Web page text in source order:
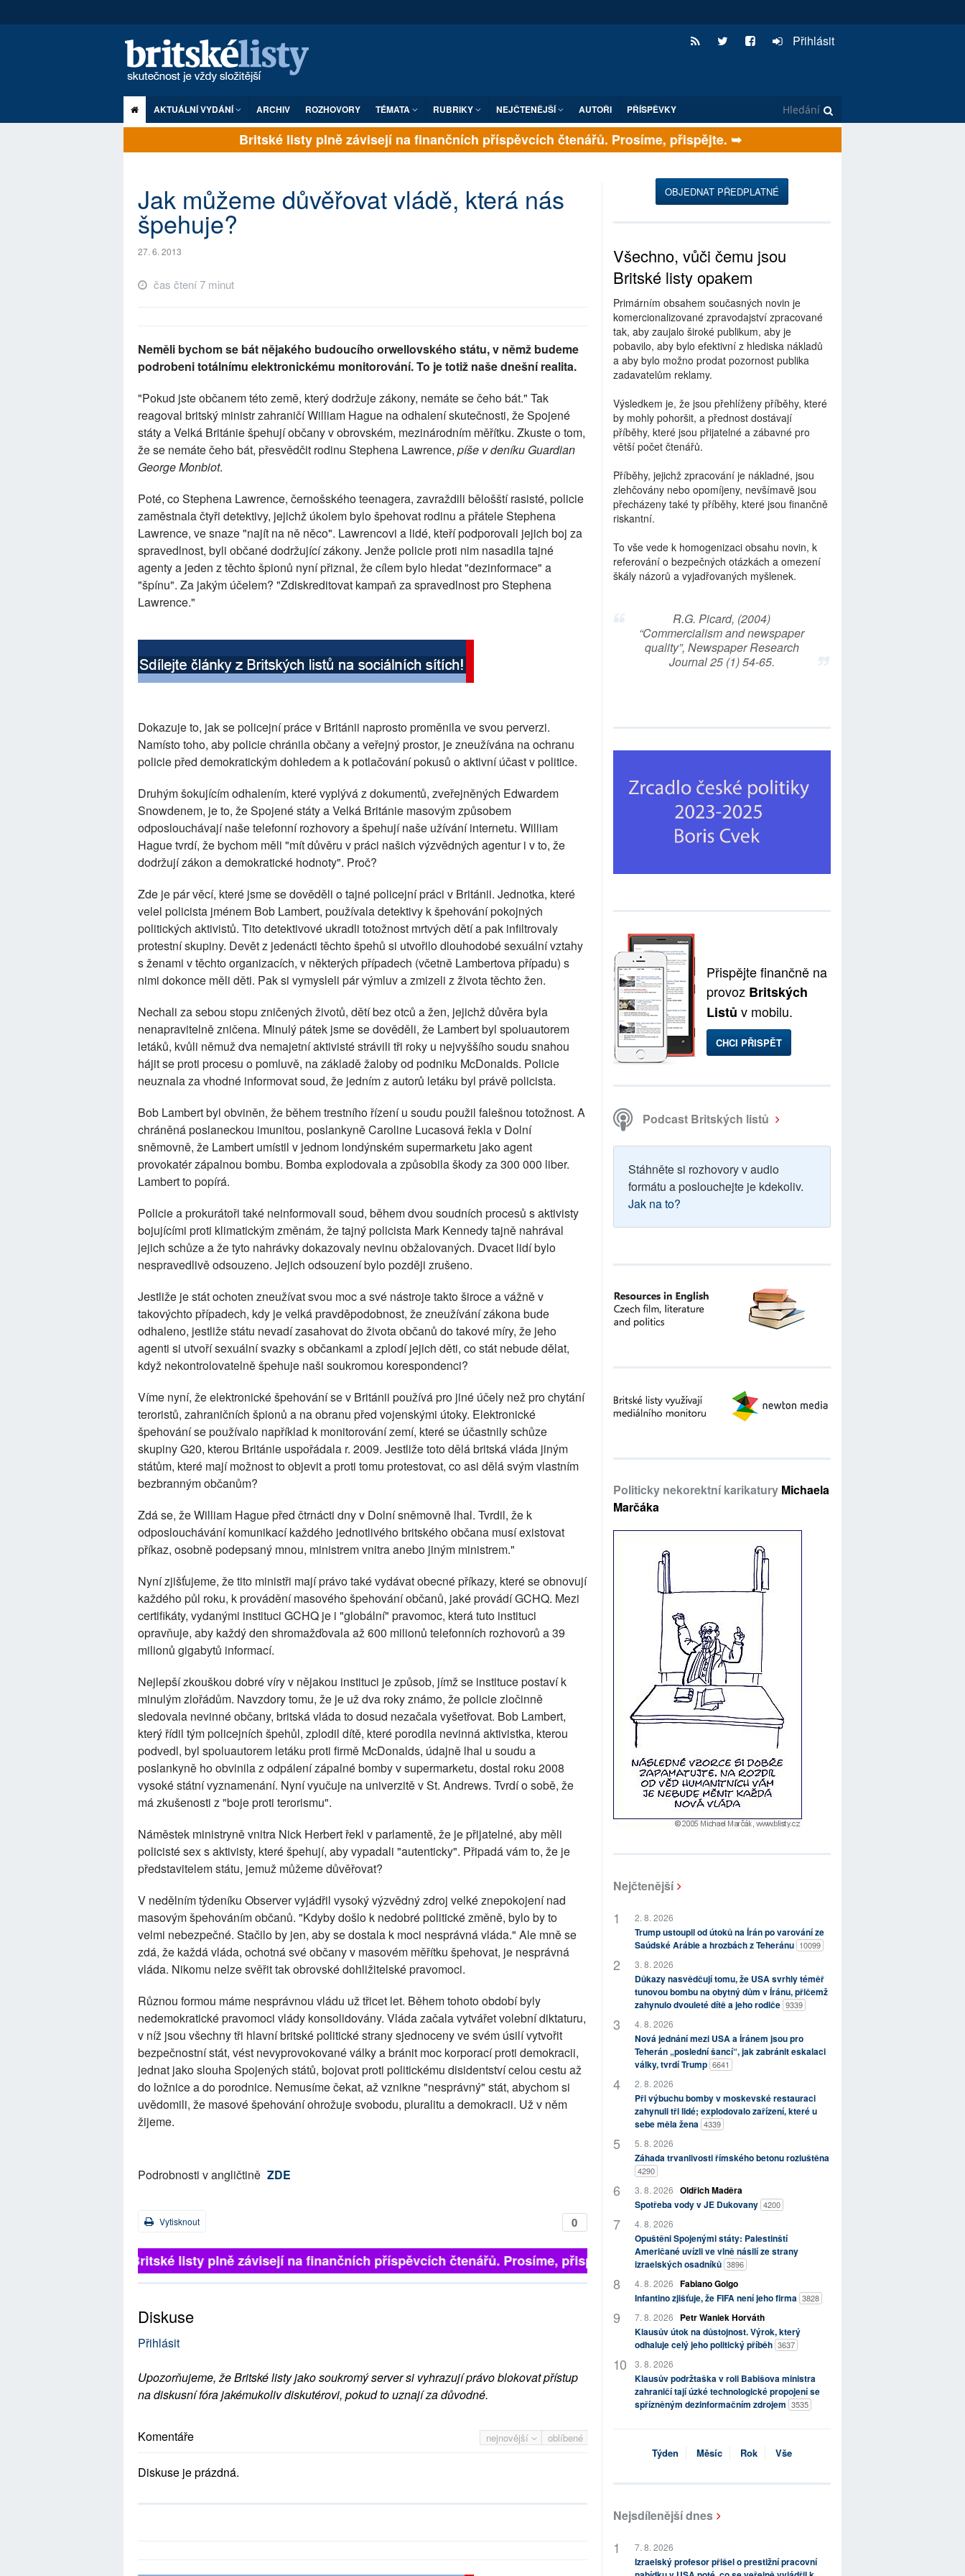
Přihlásit
AKTUÁLNÍ VYDÁNÍ ARCHIV ROZHOVORY TÉMATA RUBRIKY NEJČTENĚJŠÍ AUTOŘI PŘÍSPĚVKY
Britské listy plně závisejí na finančních příspěvcích čtenářů. Prosíme, přispějte. ➥
Jak můžeme důvěřovat vládě, která nás
špehuje?
27. 6. 2013
čas čtení 7 minut
Neměli bychom se bát nějakého budoucího orwellovského státu, v němž budeme
podrobeni totálnímu elektronickému monitorování. To je totiž naše dnešní realita.
"Pokud jste občanem této země, který dodržuje zákony, nemáte se čeho bát." Tak
reagoval britský ministr zahraničí William Hague na odhalení skutečnosti, že Spojené
státy a Velká Británie špehují občany v obrovském, mezinárodním měřítku. Zkuste o tom,
že se nemáte čeho bát, přesvědčit rodinu Stephena Lawrence, píše v deníku Guardian
George Monbiot.
Poté, co Stephena Lawrence, černošského teenagera, zavraždili bělošští rasisté, policie
zaměstnala čtyři detektivy, jejichž úkolem bylo špehovat rodinu a přátele Stephena
Lawrence, ve snaze "najít na ně něco". Lawrencovi a lidé, kteří podporovali jejich boj za
spravedlnost, byli občané dodržující zákony. Jenže policie proti nim nasadila tajné
agenty a jeden z těchto špionů nyní přiznal, že cílem bylo hledat "dezinformace" a
"špínu". Za jakým účelem? "Zdiskreditovat kampaň za spravedlnost pro Stephena
Lawrence."
Dokazuje to, jak se policejní práce v Británii naprosto proměnila ve svou perverzi.
Namísto toho, aby policie chránila občany a veřejný prostor, je zneužívána na ochranu
policie před demokratickým dohledem a k potlačování pokusů o aktivní účast v politice.
Druhým šokujícím odhalením, které vyplývá z dokumentů, zveřejněných Edwardem
Snowdenem, je to, že Spojené státy a Velká Británie masovým způsobem
odposlouchávají naše telefonní rozhovory a špehují naše užívání internetu. William
Hague tvrdí, že bychom měli "mít důvěru v práci našich výzvědných agentur i v to, že
dodržují zákon a demokratické hodnoty". Proč?
Zde je pár věcí, které jsme se dověděli o tajné policejní práci v Británii. Jednotka, které
velel policista jménem Bob Lambert, používala detektivy k špehování pokojných
politických aktivistů. Tito detektivové ukradli totožnost mrtvých dětí a pak infiltrovaly
protestní skupiny. Devět z jedenácti těchto špehů si utvořilo dlouhodobé sexuální vztahy
s ženami v těchto organizacích, v některých případech (včetně Lambertova případu) s
nimi dokonce měli děti. Pak si vymysleli pár výmluv a zmizeli z života těchto žen.
Nechali za sebou stopu zničených životů, dětí bez otců a žen, jejichž důvěra byla
nenapravitelně zničena. Minulý pátek jsme se dověděli, že Lambert byl spoluautorem
letáků, kvůli němuž dva nemajetní aktivisté strávili tři roky u nejvyššího soudu snahou
hájit se proti procesu o pomluvě, na základě žaloby od podniku McDonalds. Policie
neuznala za vhodné informovat soud, že jedním z autorů letáku byl právě policista.
Bob Lambert byl obviněn, že během trestního řízení u soudu použil falešnou totožnost. A
chráněná poslaneckou imunitou, poslankyně Caroline Lucasová řekla v Dolní
sněmovně, že Lambert umístil v jednom londýnském supermarketu jako agent
provokatér zápalnou bombu. Bomba explodovala a způsobila škody za 300 000 liber.
Lambert to popírá.
Policie a prokurátoři také neinformovali soud, během dvou soudních procesů s aktivisty
bojujícími proti klimatickým změnám, že tajný policista Mark Kennedy tajně nahrával
jejich schůze a že tyto nahrávky dokazovaly nevinu obžalovaných. Dvacet lidí bylo
nespravedlivě odsouzeno. Jejich odsouzení bylo později zrušeno.
Jestliže je stát ochoten zneužívat svou moc a své nástroje takto široce a vážně v
takovýchto případech, kdy je velká pravděpodobnost, že zneužívání zákona bude
odhaleno, jestliže státu nevadí zasahovat do života občanů do takové míry, že jeho
agenti si utvoří sexuální svazky s občankami a zplodí jejich děti, co stát nebude dělat,
když nekontrolovatelně špehuje naši soukromou korespondenci?
Víme nyní, že elektronické špehování se v Británii používá pro jiné účely než pro chytání
teroristů, zahraničních špionů a na obranu před vojenskými útoky. Elektronické
špehování se používalo například k monitorování zemí, které se účastnily schůze
skupiny G20, kterou Británie uspořádala r. 2009. Jestliže toto dělá britská vláda jiným
státům, které mají možnost to objevit a proti tomu protestovat, co asi dělá svým vlastním
bezbranným občanům?
Zdá se, že William Hague před čtrnácti dny v Dolní sněmovně lhal. Tvrdil, že k
odposlouchávání komunikací každého jednotlivého britského občana musí existovat
příkaz, osobně podepsaný mnou, ministrem vnitra anebo jiným ministrem."
Nyní zjišťujeme, že tito ministři mají právo také vydávat obecné příkazy, které se obnovují
každého půl roku, k provádění masového špehování občanů, jaké provádí GCHQ. Mezi
certifikáty, vydanými instituci GCHQ je i "globální" pravomoc, která tuto instituci
opravňuje, aby každý den shromažďovala až 600 milionů telefonních rozhovorů a 39
milionů gigabytů informací.
Nejlepší zkouškou dobré víry v nějakou instituci je způsob, jímž se instituce postaví k
minulým zlořádům. Navzdory tomu, že je už dva roky známo, že policie zločinně
sledovala nevinné občany, britská vláda to dosud nezačala vyšetřovat. Bob Lambert,
který řídil tým policejních špehůl, zplodil dítě, které porodila nevinná aktivistka, kterou
podvedl, byl spoluautorem letáku proti firmě McDonalds, údajně lhal u soudu a
poslankyně ho obvinila z odpálení zápalné bomby v supermarketu, dostal roku 2008
vysoké státní vyznamenání. Nyní vyučuje na univerzitě v St. Andrews. Tvrdí o sobě, že
má zkušenosti z "boje proti terorismu".
Náměstek ministryně vnitra Nick Herbert řekl v parlamentě, že je přijatelné, aby měli
policisté sex s aktivisty, které špehují, aby vypadali "autenticky". Připadá vám to, že je
představitelem státu, jemuž můžeme důvěřovat?
V nedělním týdeníku Observer vyjádřil vysoký výzvědný zdroj velké znepokojení nad
masovým špehováním občanů. "Kdyby došlo k nedobré politické změně, bylo by to
velmi nebezpečné. Stačilo by jen, aby se dostala k moci nesprávná vláda." Ale mně se
zdá, že každá vláda, ochotná své občany v masovém měřítku špehovat, je nesprávná
vláda. Nikomu nelze svěřit tak obrovské dohližitelské pravomoci.
Různou formou máme nesprávnou vládu už třicet let. Během tohoto období byly
nedemokratické pravomoci vlády konsolidovány. Vláda začala vytvářet volební diktaturu,
v níž jsou všechny tři hlavní britské politické strany sjednoceny ve svém úsilí vytvořit
bezpečnostní stát, vést nevyprovokované války a bránit moc korporací proti demokracii,
jednat jako slouha Spojených států, bojovat proti politickému disidentství celou cestu až
do ložnice a do porodnice. Nemusíme čekat, až vznikne "nesprávný" stát, abychom si
uvědomili, že masové špehování ohrožuje svobodu, pluralitu a demokracii. Už v něm
žijeme.
Podrobnosti v angličtině ZDE
0
Vytisknout
Britské listy plně závisejí na finančních příspěvcích čtenářů. Prosíme, přispějte. ➥
Diskuse
Přihlásit
Upozorňujeme, že Britské listy jako soukromý server si vyhrazují právo blokovat přístup
na diskusní fóra jakémukoliv diskutérovi, pokud to uznají za důvodné.
nejnovější oblíbené
Komentáře
Diskuse je prázdná.
OBJEDNAT PŘEDPLATNÉ
Všechno, vůči čemu jsou
Britské listy opakem
Primárním obsahem současných novin je
komercionalizované zpravodajství zpracované
tak, aby zaujalo široké publikum, aby je
pobavilo, aby bylo efektivní z hlediska nákladů
a aby bylo možno prodat pozornost publika
zadavatelům reklamy.
Výsledkem je, že jsou přehlíženy příběhy, které
by mohly pohoršit, a přednost dostávají
příběhy, které jsou přijatelné a zábavné pro
větší počet čtenářů.
Příběhy, jejichž zpracování je nákladné, jsou
zlehčovány nebo opomíjeny, nevšímavě jsou
přecházeny také ty příběhy, které jsou finančně
riskantní.
To vše vede k homogenizaci obsahu novin, k
referování o bezpečných otázkách a omezení
škály názorů a vyjadřovaných myšlenek.
R.G. Picard, (2004)
“Commercialism and newspaper
quality”, Newspaper Research
Journal 25 (1) 54-65.
Přispějte finančně na
provoz Britských
Listů v mobilu.
CHCI PŘISPĚT
Podcast Britských listů
Stáhněte si rozhovory v audio
formátu a poslouchejte je kdekoliv.
Jak na to?
Politicky nekorektní karikatury Michaela
Marčáka
Nejčtenější
2. 8. 2026
Trump ustoupil od útoků na Írán po varování ze
Saúdské Arábie a hrozbách z Teheránu 10099
3. 8. 2026
Důkazy nasvědčují tomu, že USA svrhly téměř
tunovou bombu na obytný dům v Íránu, přičemž
zahynulo dvouleté dítě a jeho rodiče 9339
4. 8. 2026
Nová jednání mezi USA a Íránem jsou pro
Teherán „poslední šancí“, jak zabránit eskalaci
války, tvrdí Trump 6641
2. 8. 2026
Při výbuchu bomby v moskevské restauraci
zahynuli tři lidé; explodovalo zařízení, které u
sebe měla žena 4339
5. 8. 2026
Záhada trvanlivosti římského betonu rozluštěna
4290
3. 8. 2026 Oldřich Maděra
Spotřeba vody v JE Dukovany 4200
4. 8. 2026
Opuštěni Spojenými státy: Palestinští
Američané uvízli ve vlně násilí ze strany
izraelských osadníků 3896
4. 8. 2026 Fabiano Golgo
Infantino zjišťuje, že FIFA není jeho firma 3828
7. 8. 2026
Petr Waniek Horváth
Klausův útok na důstojnost. Výrok, který
odhaluje celý jeho politický příběh 3637
3. 8. 2026
Klausův podržtaška v roli Babišova ministra
zahraničí tají úzké technologické propojení se
spřízněným dezinformačním zdrojem 3535
Týden Měsíc Rok Vše
Nejsdílenější dnes
7. 8. 2026
Izraelský profesor přišel o prestižní pracovní